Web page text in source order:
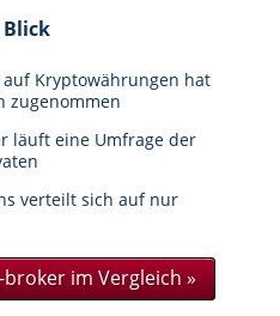
Kryptowährungen hat
zugenommen
läuft eine Umfrage der
verteilt sich auf nur
im Vergleich »